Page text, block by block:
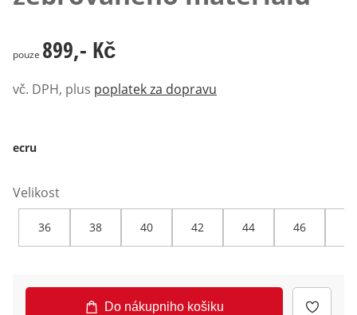
899,- Kč
pouze 899,- Kč
vč. DPH, plus poplatek za dopravu
ecru
Velikost
36 38 40 42 44 46
Do nákupniho košiku